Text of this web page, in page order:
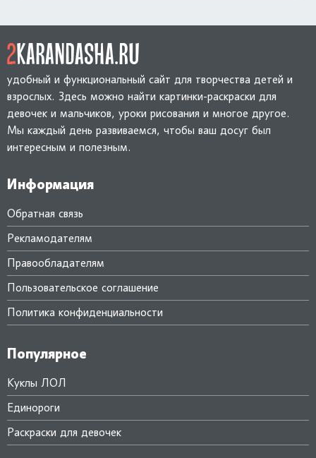
удобный и функциональный сайт для творчества детей и
взрослых. Здесь можно найти картинки-раскраски для
девочек и мальчиков, уроки рисования и многое другое.
Мы каждый день развиваемся, чтобы ваш досуг был
интересным и полезным.
Информация
Обратная связь
Рекламодателям
Правообладателям
Пользовательское соглашение
Политика конфиденциальности
Популярное
Куклы ЛОЛ
Единороги
Раскраски для девочек